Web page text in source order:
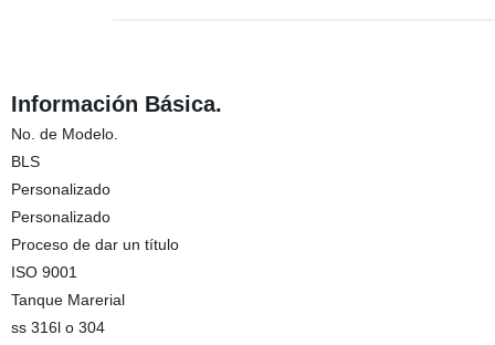
Información Básica.
No. de Modelo.
BLS
Personalizado
Personalizado
Proceso de dar un título
ISO 9001
Tanque Marerial
ss 316l o 304